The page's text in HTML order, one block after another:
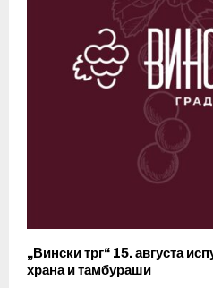
„Вински трг“ 15. августа
храна и тамбураши